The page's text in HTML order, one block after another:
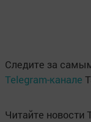
Следите за
Telegram-канале
Читайте новости